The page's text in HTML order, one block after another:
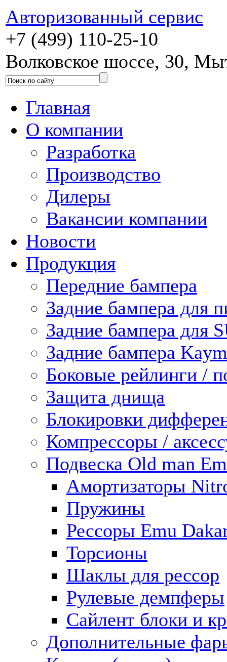
Авторизованный сервис
+7 (499) 110-25-10
Волковское шоссе, 30,
Главная
О компании
Разработка
Производство
Дилеры
Вакансии компании
Новости
Продукция
Передние бампера
Задние бампера для
Задние бампера для
Задние бампера
Боковые рейлинги /
Защита днища
Блокировки
Компрессоры /
Подвеска Old man
Амортизаторы
Пружины
Рессоры Emu
Торсионы
Шаклы для рессор
Рулевые демпферы
Сайлент блоки и
Дополнительные